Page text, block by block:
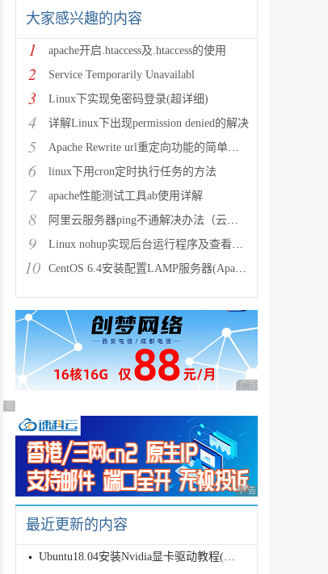
大家感兴趣的内容
1 apache开启.htaccess及.htaccess的使用
2 Service Temporarily Unavailabl
3 Linux下实现免密码登录(超详细)
4 详解Linux下出现permission denied的解决
5 Apache Rewrite url重定向功能的简单配置
6 linux下用cron定时执行任务的方法
7 apache性能测试工具ab使用详解
8 阿里云服务器ping不通解决办法（云服务器搭建完环境访问不了
9 Linux nohup实现后台运行程序及查看（nohup与&
10 CentOS 6.4安装配置LAMP服务器(Apache+P
广告 商业广告，理性
广告 商业广告，理性选择
广告 商业广告，理性
最近更新的内容
Ubuntu18.04安装Nvidia显卡驱动教程(图文)